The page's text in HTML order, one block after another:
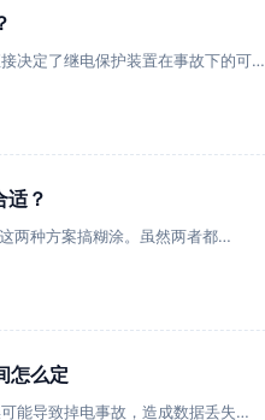
决定了继电保护装置在事故下的可…
适？
两种方案搞糊涂。虽然两者都…
怎么定
能导致掉电事故，造成数据丢失…